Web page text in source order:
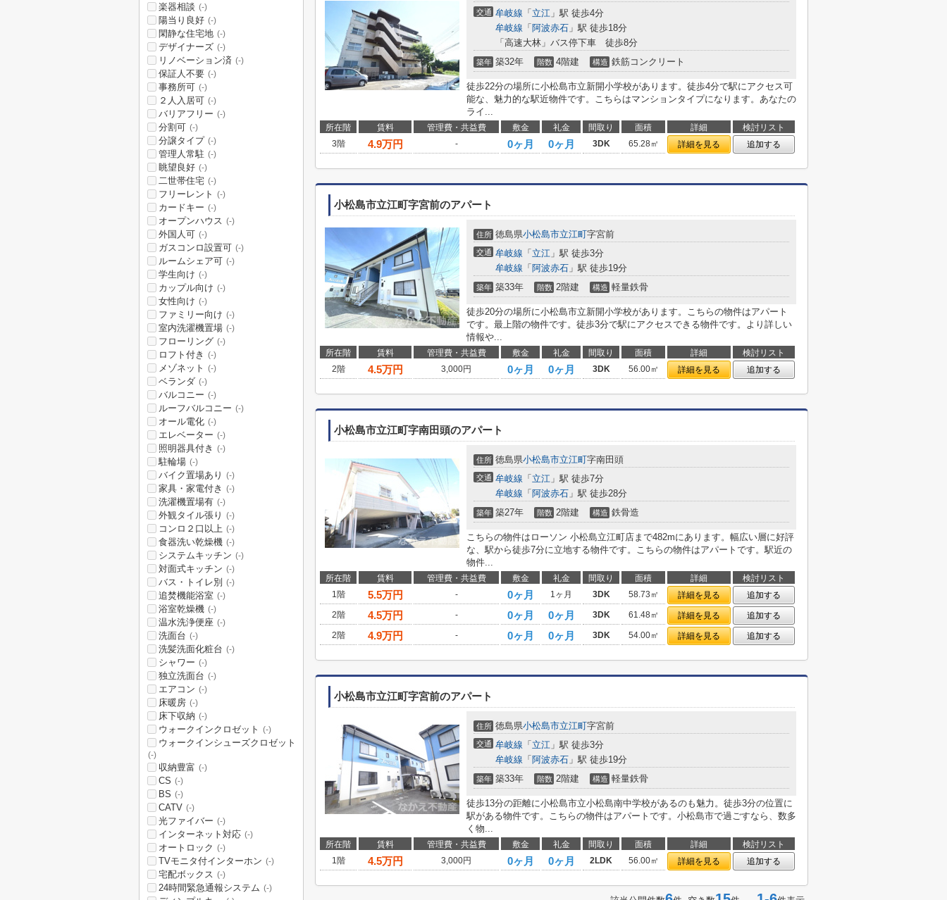
交通 牟岐線 「 立江 」駅 徒歩4分
牟岐線 「 阿波赤石 」駅 徒歩18分
「高速大林」バス停下車 徒歩8分
築年 築32年 階数 4階建 構造 鉄筋コンクリート
徒歩22分の場所に小松島市立新開小学校があります。徒歩4分で駅にアクセス可
能な、魅力的な駅近物件です。こちらはマンションタイプになります。あなたの
ライ...
所在階 賃料 管理費・共益費 敷金 礼金 間取り 面積 詳細
検討リスト
3階
4.9万円 - 0ヶ月 0ヶ月 3DK 65.28㎡ 詳細を見る 追加する
小松島市立江町字宮前のアパート
住所 徳島県小松島市立江町字宮前
交通 牟岐線 「 立江 」駅 徒歩3分
牟岐線 「 阿波赤石 」駅 徒歩19分
築年 築33年 階数 2階建 構造 軽量鉄骨
徒歩20分の場所に小松島市立新開小学校があります。こちらの物件はアパート
です。最上階の物件です。徒歩3分で駅にアクセスできる物件です。より詳しい
情報や...
所在階 賃料 管理費・共益費 敷金 礼金 間取り 面積 詳細
検討リスト
2階
4.5万円 3,000円 0ヶ月 0ヶ月 3DK 56.00㎡ 詳細を見る 追加する
小松島市立江町字南田頭のアパート
住所 徳島県小松島市立江町字南田頭
交通 牟岐線 「 立江 」駅 徒歩7分
牟岐線 「 阿波赤石 」駅 徒歩28分
築年 築27年 階数 2階建 構造 鉄骨造
こちらの物件はローソン 小松島立江町店まで482mにあります。幅広い層に好評
な、駅から徒歩7分に立地する物件です。こちらの物件はアパートです。駅近の
物件...
所在階 賃料 管理費・共益費 敷金 礼金 間取り 面積 詳細
検討リスト
1階
5.5万円 - 0ヶ月 1ヶ月 3DK 58.73㎡ 詳細を見る
追加する
2階
4.5万円 - 0ヶ月 0ヶ月 3DK 61.48㎡ 詳細を見る
追加する
2階
4.9万円 - 0ヶ月 0ヶ月 3DK 54.00㎡ 詳細を見る 追加する
小松島市立江町字宮前のアパート
住所 徳島県小松島市立江町字宮前
交通 牟岐線 「 立江 」駅 徒歩3分
牟岐線 「 阿波赤石 」駅 徒歩19分
築年 築33年 階数 2階建 構造 軽量鉄骨
徒歩13分の距離に小松島市立小松島南中学校があるのも魅力。徒歩3分の位置に
駅がある物件です。こちらの物件はアパートです。小松島市で過ごすなら、数多
く物...
所在階 賃料 管理費・共益費 敷金 礼金 間取り 面積 詳細
検討リスト
1階
4.5万円 3,000円 0ヶ月 0ヶ月 2LDK 56.00㎡ 詳細を見る 追加する
楽器相談 (-)
陽当り良好 (-)
閑静な住宅地 (-)
デザイナーズ (-)
リノベーション済 (-)
保証人不要 (-)
事務所可 (-)
２人入居可 (-)
バリアフリー (-)
分割可 (-)
分譲タイプ (-)
管理人常駐 (-)
眺望良好 (-)
二世帯住宅 (-)
フリーレント (-)
カードキー (-)
オープンハウス (-)
外国人可 (-)
ガスコンロ設置可 (-)
ルームシェア可 (-)
学生向け (-)
カップル向け (-)
女性向け (-)
ファミリー向け (-)
室内洗濯機置場 (-)
フローリング (-)
ロフト付き (-)
メゾネット (-)
ベランダ (-)
バルコニー (-)
ルーフバルコニー (-)
オール電化 (-)
エレベーター (-)
照明器具付き (-)
駐輪場 (-)
バイク置場あり (-)
家具・家電付き (-)
洗濯機置場有 (-)
外観タイル張り (-)
コンロ２口以上 (-)
食器洗い乾燥機 (-)
システムキッチン (-)
対面式キッチン (-)
バス・トイレ別 (-)
追焚機能浴室 (-)
浴室乾燥機 (-)
温水洗浄便座 (-)
洗面台 (-)
洗髪洗面化粧台 (-)
シャワー (-)
独立洗面台 (-)
エアコン (-)
床暖房 (-)
床下収納 (-)
ウォークインクロゼット (-)
ウォークインシューズクロゼット
(-)
収納豊富 (-)
CS (-)
BS (-)
CATV (-)
光ファイバー (-)
インターネット対応 (-)
オートロック (-)
TVモニタ付インターホン (-)
宅配ボックス (-)
24時間緊急通報システム (-)